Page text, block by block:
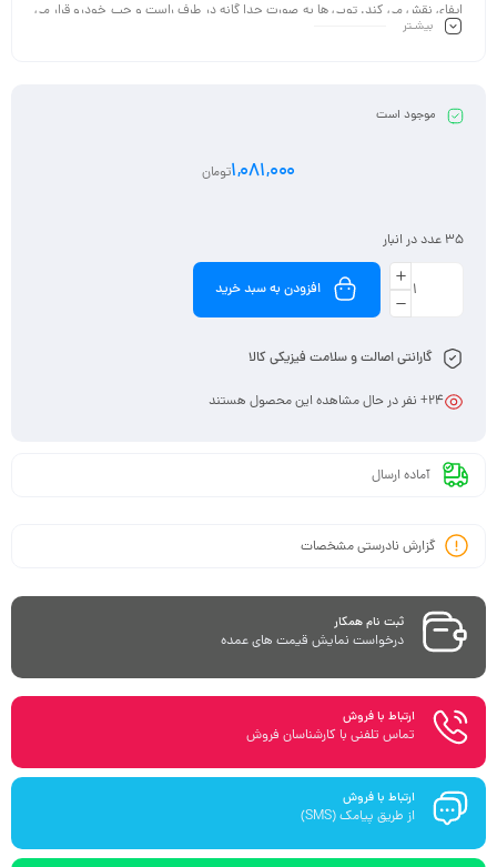
ایفای نقش می کند. توپی ها به صورت جدا گانه در طرف راست و چپ خودرو قرار می
گیرند به گونه ای که یکی از آن ها در سمت راست و دیگری بر روی کمک فنر های سمت
و ضربات وارده بر خودرو به اتاق آن منتقل شده و آن را دچار آسیب دیدگی خواهد
بیشـتر
موجود است
1,081,000تومان
35 عدد در انبار
افزودن به سبد خرید
گارانتی اصالت و سلامت فیزیکی کالا
24+ نفر در حال مشاهده این محصول هستند
آماده ارسال
گزارش نادرستی مشخصات
ثبت نام همکار
درخواست نمایش قیمت های عمده
ارتباط با فروش
تماس تلفنی با کارشناسان فروش
ارتباط با فروش
از طریق پیامک (SMS)